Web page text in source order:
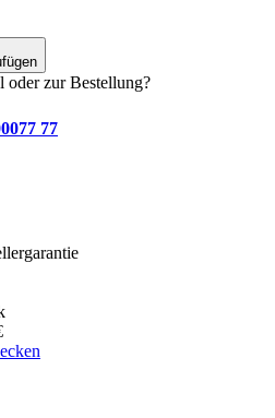
oder zur Bestellung?
77